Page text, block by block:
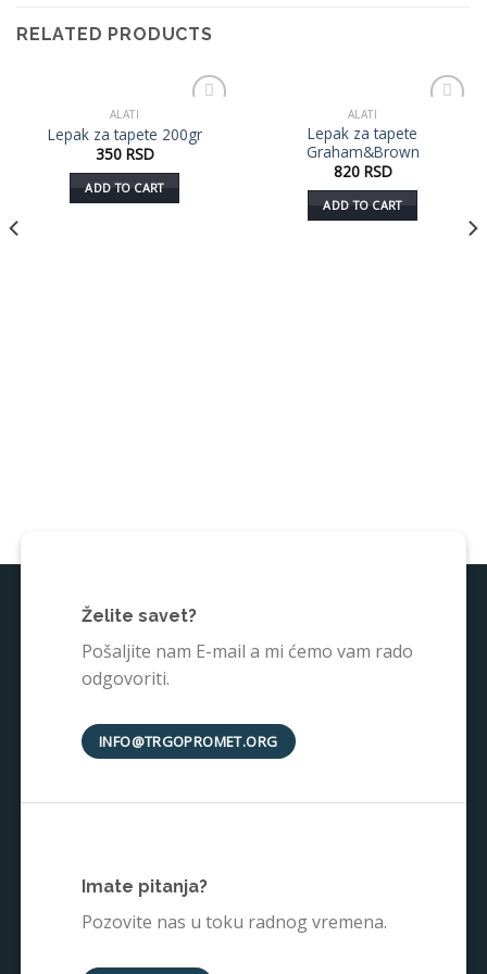
RELATED PRODUCTS
u listu
ALATI
Lepak za tapete 200gr
350 RSD
ADD TO CART
ALATI
Lepak za tapete
Graham&Brown
820 RSD
ADD TO CART
Želite savet?
Pošaljite nam E-mail a mi ćemo vam rado
odgovoriti.
INFO@TRGOPROMET.ORG
Imate pitanja?
Pozovite nas u toku radnog vremena.